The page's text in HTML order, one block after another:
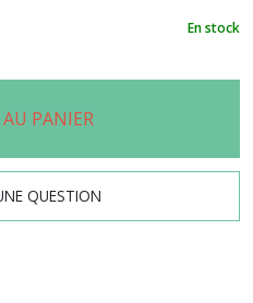
En stock
PANIER
QUESTION